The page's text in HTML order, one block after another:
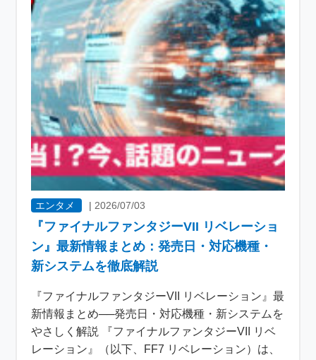
エンタメ | 2026/07/03
『ファイナルファンタジーVII リベレーショ
ン』最新情報まとめ：発売日・対応機種・
新システムを徹底解説
『ファイナルファンタジーVII リベレーション』最
新情報まとめ──発売日・対応機種・新システムを
やさしく解説 『ファイナルファンタジーVII リベ
レーション』（以下、FF7 リベレーション）は、